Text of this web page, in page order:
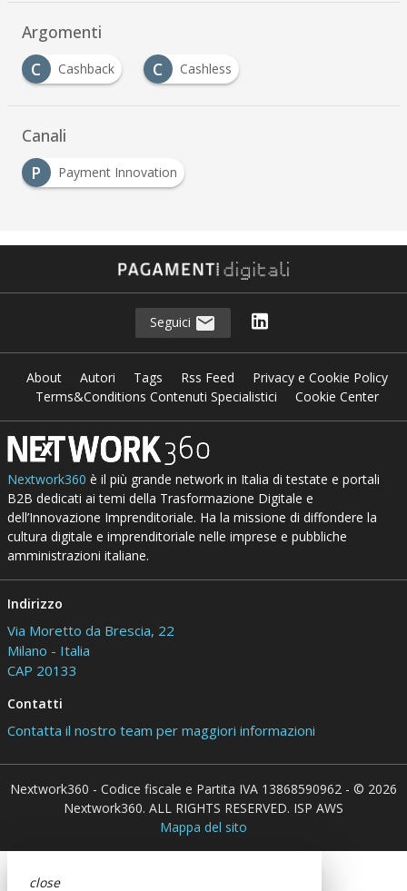
Argomenti
C
Cashback C Cashless
Canali
P
Payment Innovation
Seguici
About Autori Tags Rss Feed
Privacy e Cookie Policy
Terms&Conditions Contenuti Specialistici
Cookie Center
Nextwork360 è il più grande network in Italia di testate e portali
B2B dedicati ai temi della Trasformazione Digitale e
dell’Innovazione Imprenditoriale. Ha la missione di diffondere la
cultura digitale e imprenditoriale nelle imprese e pubbliche
amministrazioni italiane.
Indirizzo
Via Moretto da Brescia, 22
Milano - Italia
CAP 20133
Contatti
Contatta il nostro team per maggiori informazioni
Nextwork360 - Codice fiscale e Partita IVA 13868590962 - © 2026
Nextwork360. ALL RIGHTS RESERVED. ISP AWS
Mappa del sito
close